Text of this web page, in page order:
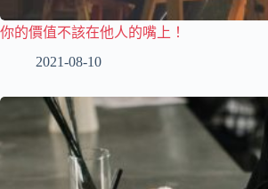
你的價值不該在他人的嘴上！
2021-08-10